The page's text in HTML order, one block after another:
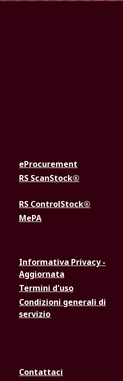
eProcurement
RS ScanStock®
RS ControlStock®
MePA
Informativa Privacy -
Aggiornata
Termini d'uso
Condizioni generali di
servizio
Contattaci